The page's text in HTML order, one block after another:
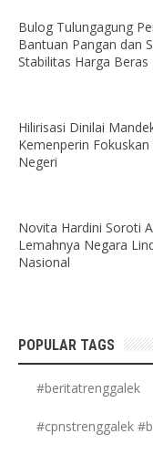
Bulog Tulungagung
Bantuan Pangan dan
Stabilitas Harga Beras
Hilirisasi Dinilai
Kemenperin
Negeri
Novita Hardini Soroti
Lemahnya Negara
Nasional
POPULAR TAGS
#beritatrenggalek
#cpnstrenggalek